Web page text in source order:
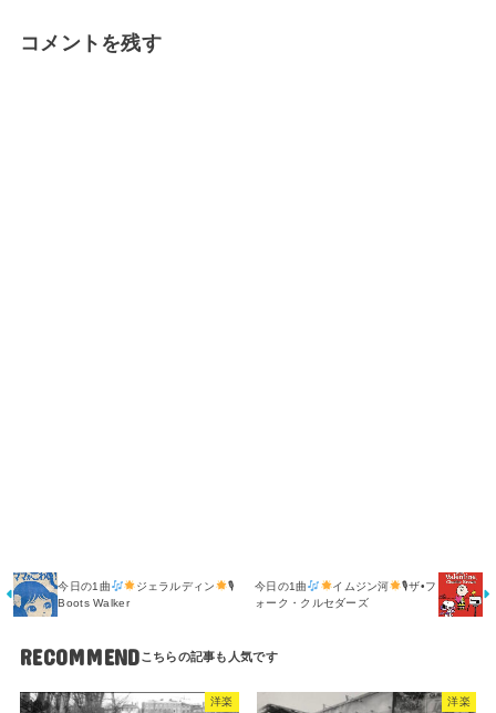
コメントを残す
今日の1曲 ジェラルディン
🎙
Boots Walker
今日の1曲 イムジン河
🎙ザ•フ
ォーク・クルセダーズ
RECOMMEND
洋楽 洋楽